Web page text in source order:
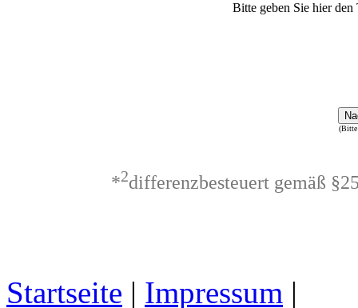
Bitte geben Sie hier
(Bitte
*2differenzbesteuert gemäß
Startseite | Impressum |